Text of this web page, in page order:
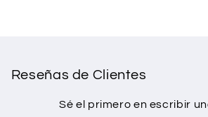
Reseñas de Clientes
Sé el primero en escribir